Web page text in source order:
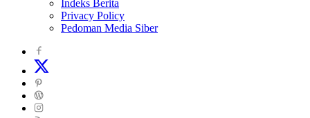
Indeks Berita
Privacy Policy
Pedoman Media Siber